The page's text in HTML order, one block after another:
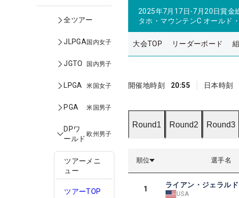
全ツアー
JLPGA国内女子
JGTO 国内男子
LPGA 米国女子
PGA 米国男子
DPワ
ールド
欧州男子
ツアーメニ
ュー
ツアーTOP
2025年7月17日-7月20日賞金
タホ・マウンテンC オールド
大会TOP リーダーボード
開催地時刻 20:55 日本時刻
Round1 Round2 Round3
順位 選手名
1 ライアン・ジェラルド
USA